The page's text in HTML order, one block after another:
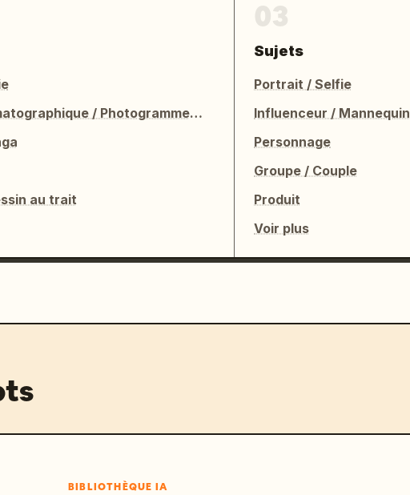
Image cinématographique / Photogramme de film
au trait
Sujets
Portrait / Selfie
Influenceur / Mannequin
Personnage
Groupe / Couple
Produit
Voir plus
BIBLIOTHÈQUE IA